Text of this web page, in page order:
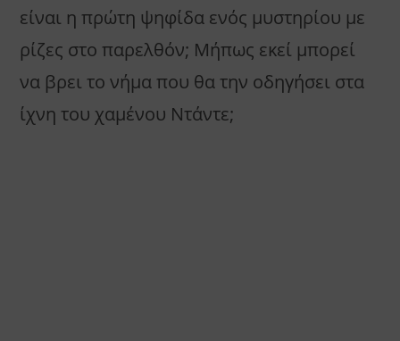
είναι η πρώτη ψηφίδα ενός μυστηρίου με
ρίζες στο παρελθόν; Μήπως εκεί μπορεί
να βρει το νήμα που θα την οδηγήσει στα
ίχνη του χαμένου Ντάντε;